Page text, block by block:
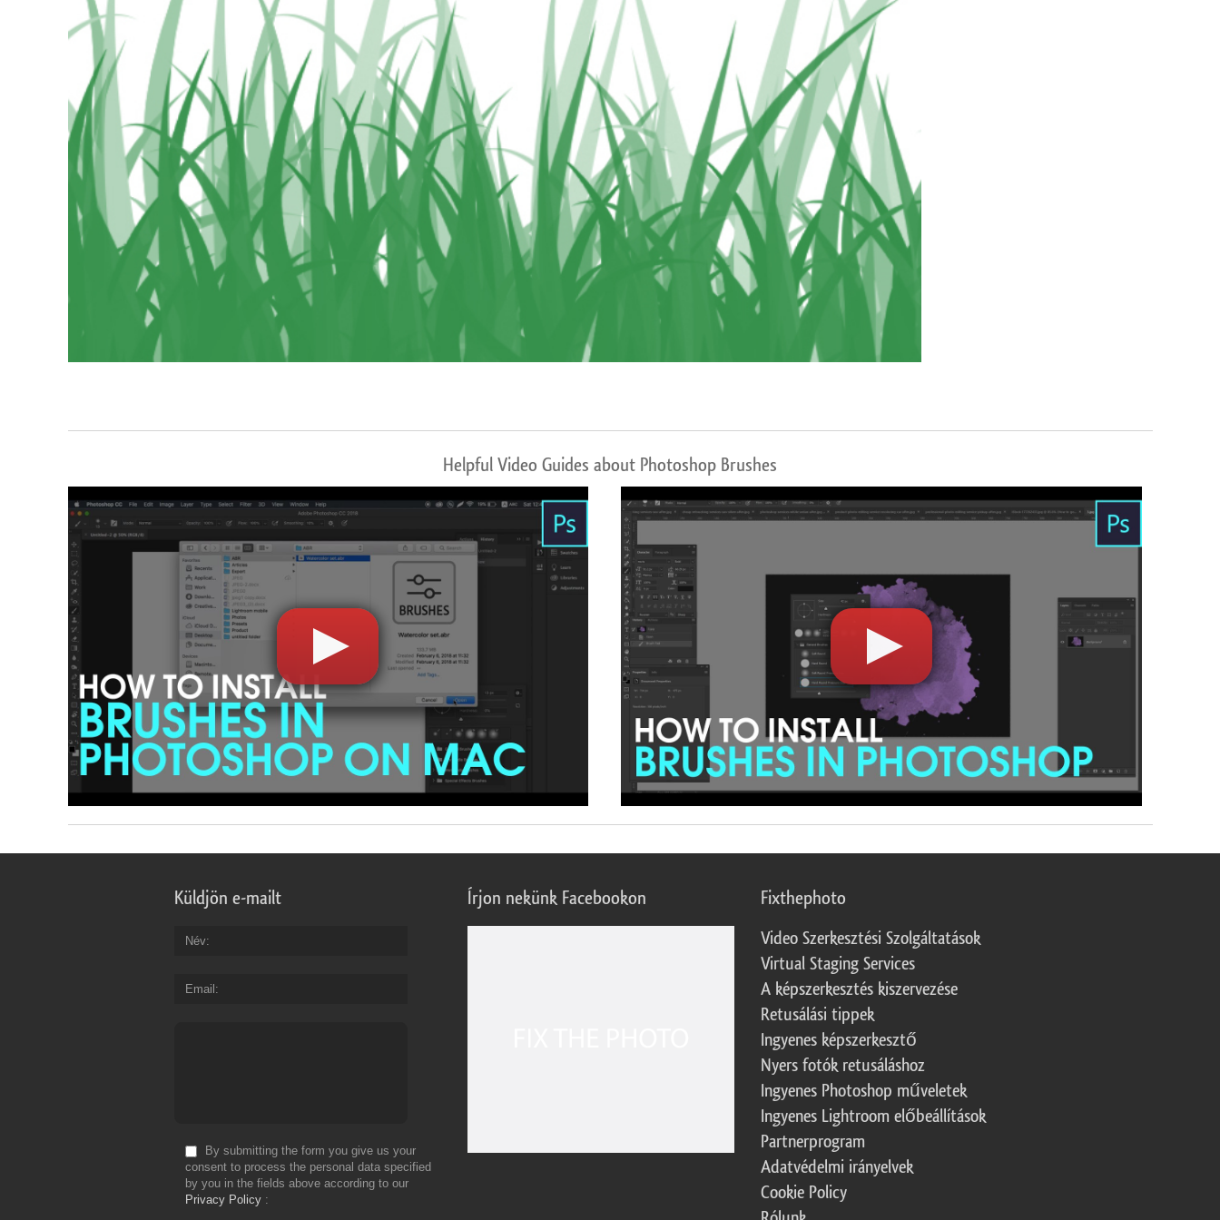
Dịch vụ chỉnh sửa sản phẩm Ékszer -retusálási szolgáltatások AI Képzési Adatok
Helpful Video Guides about Photoshop Brushes
Küldjön e-mailt
Név
Email
By submitting the form you give us your
consent to process the personal data specified
by you in the fields above according to our
Privacy Policy
Írjon nekünk Facebookon Fixthephoto
Video Szerkesztési Szolgáltatások
Virtual Staging Services
A képszerkesztés kiszervezése
Retusálási tippek
Ingyenes képszerkesztő
Nyers fotók retusáláshoz
Ingyenes Photoshop műveletek
Ingyenes Lightroom előbeállítások
Partnerprogram
Adatvédelmi irányelvek
Cookie Policy